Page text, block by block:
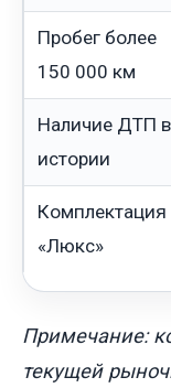
Пробег более
150 000 км
Наличие ДТП в
истории
Комплектация
«Люкс»
Примечание:
текущей